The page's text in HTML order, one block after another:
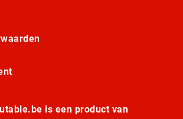
is een product van